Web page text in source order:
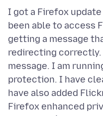
I got a Firefox
been able to access
getting a message
redirecting
message. I am
protection. I have
have also added
Firefox enhanced